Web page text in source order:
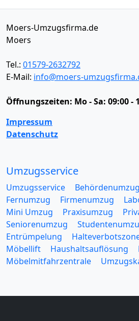
Moers-Umzugsfirma.de
Moers
Tel.: 01579-2632792
E-Mail: info@moers-
Öffnungszeiten: Mo - Sa: 09:00 -
Impressum
Datenschutz
Umzugsservice
Umzugsservice Behördenumzug
Fernumzug
Firmenumzug
Mini Umzug
Praxisumzug
Seniorenumzug
Entrümpelung
Möbellift
Haushaltsauflösung
Möbelmitfahrzentrale